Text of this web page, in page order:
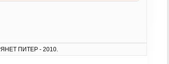
ПИТЕР - 2010.